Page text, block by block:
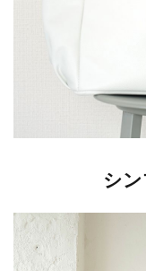
シ